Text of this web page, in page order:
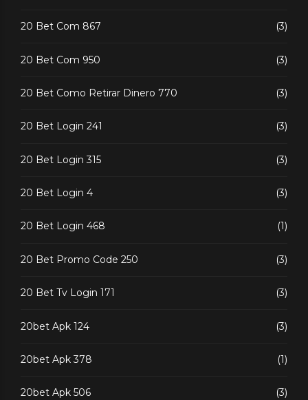
20 Bet Com 867 (3)
20 Bet Com 950 (3)
20 Bet Como Retirar Dinero 770 (3)
20 Bet Login 241 (3)
20 Bet Login 315 (3)
20 Bet Login 4 (3)
20 Bet Login 468 (1)
20 Bet Promo Code 250 (3)
20 Bet Tv Login 171 (3)
20bet Apk 124 (3)
20bet Apk 378 (1)
20bet Apk 506 (3)